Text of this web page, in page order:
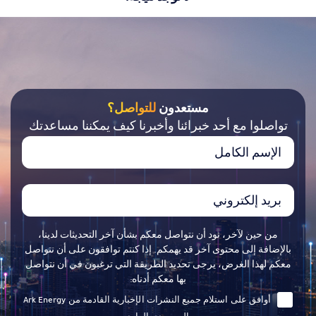
مستعدون للتواصل؟
تواصلوا مع أحد خبرائنا وأخبرنا كيف يمكننا مساعدتك
من حين لآخر، نود أن نتواصل معكم بشأن آخر التحديثات لدينا،
بالإضافة إلى محتوى آخر قد يهمكم. إذا كنتم توافقون على أن نتواصل
معكم لهذا الغرض، يرجى تحديد الطريقة التي ترغبون في أن نتواصل
بها معكم أدناه:
أوافق على استلام جميع النشرات الإخبارية القادمة من Ark Energy